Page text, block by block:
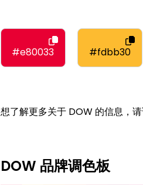
#e80033 #fdbb30
想了解更多关于 DOW 的信息，
DOW 品牌调色板